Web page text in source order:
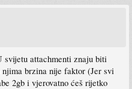
svijetu attachmenti znaju biti
brzina nije faktor (Jer svi
2gb i vjerovatno ćeš rijetko